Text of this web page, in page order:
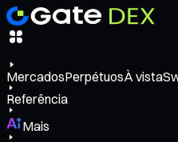
MercadosPerpétuosÀ vista
Referência
Mais